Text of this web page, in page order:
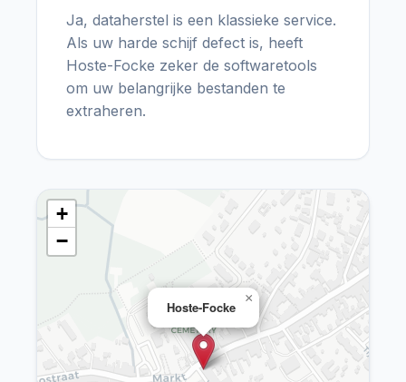
Ja, dataherstel is een klassieke service.
Als uw harde schijf defect is, heeft
Hoste-Focke zeker de softwaretools
om uw belangrijke bestanden te
extraheren.
Hoste-Focke
×
+
−